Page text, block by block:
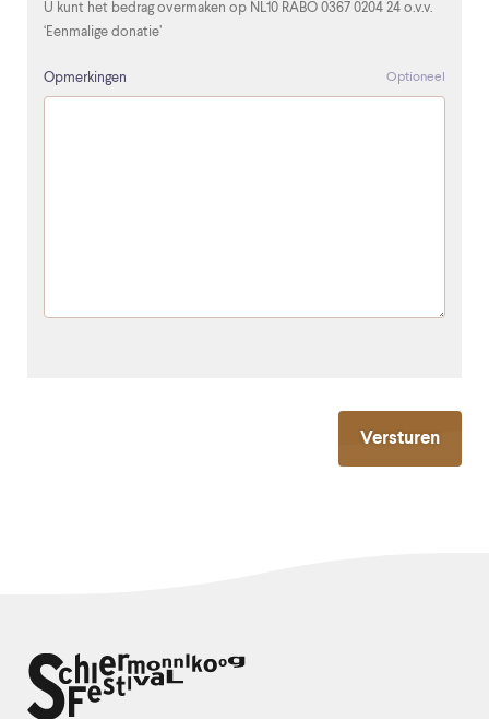
U kunt het bedrag overmaken op NL10 RABO 0367 0204 24 o.v.v.
‘Eenmalige donatie’
Opmerkingen Optioneel
Versturen